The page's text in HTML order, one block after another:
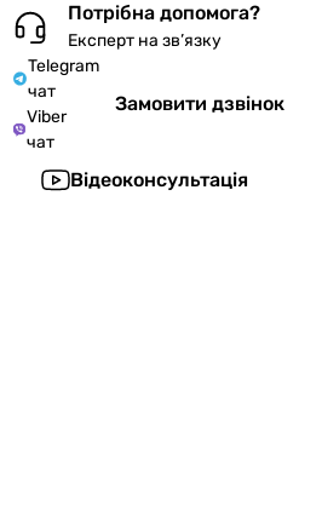
Потрібна допомога?
Експерт на зв’язку
Telegram
чат
Viber
чат
Замовити дзвінок
Відеоконсультація